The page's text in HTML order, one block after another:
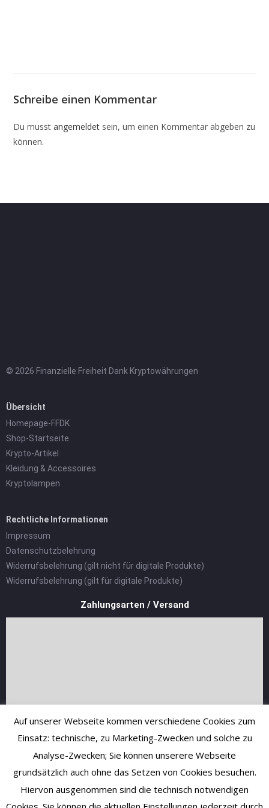
Schreibe einen Kommentar
Du musstangemeldet sein, um einen Kommentar abgeben zu
können.
© 2026 Finanzielle Freiheit Dank Kryptowährungen
Übersicht
Homepage-FFDK
Shop-Startseite
Krypto-Artikel
Kleidung & Accessoires
Kryptolampen
Rechtliche Informationen
Impressum
Datenschutzbelehrung
Widerrufsbelehrung (gilt nicht für digitale Produkte)
Widerrufsbelehrung (gilt für digitale Produkte)
Zahlungsarten / Versand
Auf unserer Webseite kommen verschiedene Cookies zum
Einsatz: technische, zu Marketing-Zwecken und solche zu
Analyse-Zwecken; Sie können unserere Webseite
grundsätzlich auch ohne das Setzen von Cookies besuchen.
Hiervon ausgenommen sind die technisch notwendigen